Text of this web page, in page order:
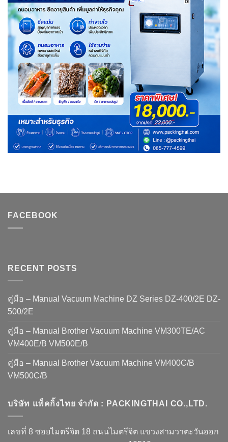
FACEBOOK
RECENT POSTS
คู่มือ – Manual Vacuum Machine DZ Series DZ-400/2E DZ-
500/2E
คู่มือ – Manual Brother Vacuum Machine VM300TE/AC
VM400E/B VM500E/B
คู่มือ – Manual Brother Vacuum Machine VM400C/B
VM500C/B
บริษัท แพ็คกิ้งไทย จำกัด : PACKINGTHAI CO.,LTD.
เลขที่ 8 ซอยไมตรีจิต 18 ถนนไมตรีจิต แขวงสามวาตะวันออก